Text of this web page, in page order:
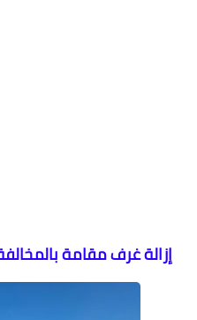
إزالة غرف مقامة